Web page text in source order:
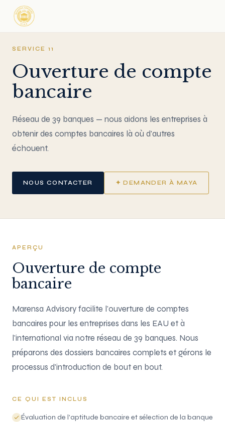
SERVICE 11
Ouverture de compte
bancaire
Réseau de 39 banques — nous aidons les entreprises à
obtenir des comptes bancaires là où d'autres
échouent.
NOUS CONTACTER ✦ DEMANDER À MAYA
APERÇU
Ouverture de compte
bancaire
Marensa Advisory facilite l'ouverture de comptes
bancaires pour les entreprises dans les EAU et à
l'international via notre réseau de 39 banques. Nous
préparons des dossiers bancaires complets et gérons le
processus d'introduction de bout en bout.
CE QUI EST INCLUS
Évaluation de l'aptitude bancaire et sélection de la banque